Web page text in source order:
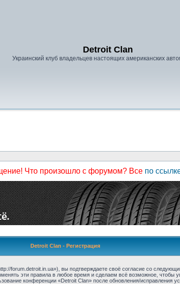
Detroit Clan
Украинский клуб владельцев настоящих американских
Что произошло с форумом? Все по
Detroit Clan - Регистрация
forum.detroit.in.ua»), вы подтверждаете своё согласие со
эти правила в любое время и сделаем всё возможное, чтобы
конференции «Detroit Clan» после обновления/исправления